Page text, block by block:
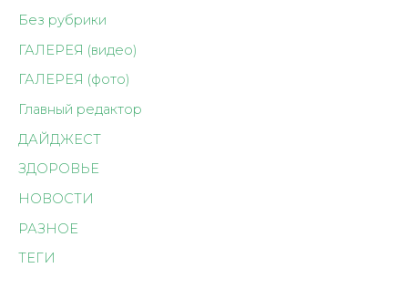
Без рубрики
ГАЛЕРЕЯ (видео)
ГАЛЕРЕЯ (фото)
Главный редактор
ДАЙДЖЕСТ
ЗДОРОВЬЕ
НОВОСТИ
РАЗНОЕ
ТЕГИ